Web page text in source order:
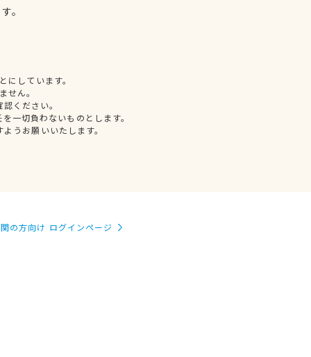
。
しています。
せん。
ください。
一切負わないものとします。
うお願いいたします。
の方向け ログインページ